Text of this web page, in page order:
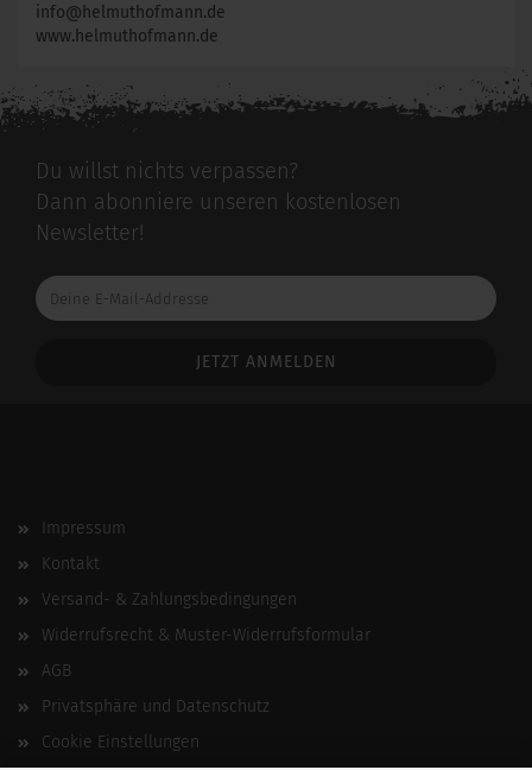
info@helmuthofmann.de
www.helmuthofmann.de
Du willst nichts verpassen?
Dann abonniere unseren kostenlosen
Newsletter!
Deine
E-
Impressum
Kontakt
Versand- & Zahlungsbedingungen
Widerrufsrecht & Muster-Widerrufsformular
AGB
Privatsphäre und Datenschutz
Cookie Einstellungen